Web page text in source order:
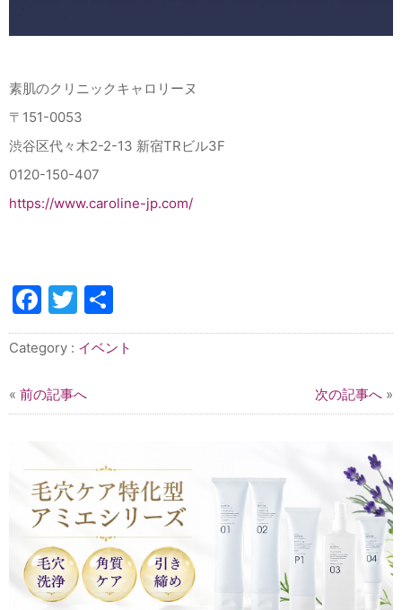
素肌のクリニックキャロリーヌ
〒151-0053
渋谷区代々木2-2-13 新宿TRビル3F
0120-150-407
https://www.caroline-jp.com/
Facebook
Twitter
有
Category : イベント
« 前の記事へ 次の記事へ »